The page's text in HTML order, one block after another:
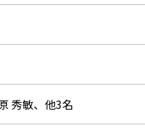
秀敏、他3名